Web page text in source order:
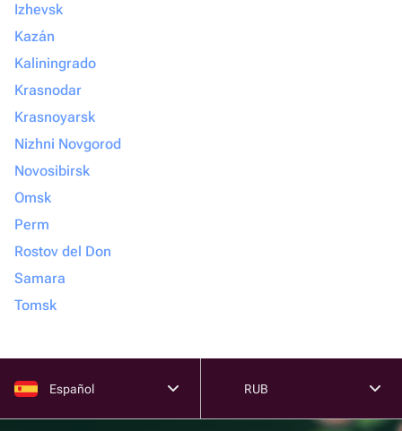
Izhevsk
Kazán
Kaliningrado
Krasnodar
Krasnoyarsk
Nizhni Novgorod
Novosibirsk
Omsk
Perm
Rostov del Don
Samara
Tomsk
Español RUB